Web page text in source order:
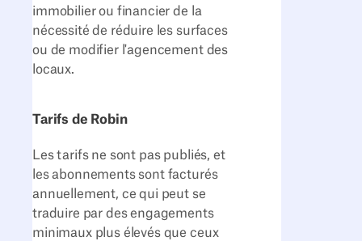
immobilier ou financier de la
nécessité de réduire les surfaces
ou de modifier l'agencement des
locaux.
Tarifs de Robin
Les tarifs ne sont pas publiés, et
les abonnements sont facturés
annuellement, ce qui peut se
traduire par des engagements
minimaux plus élevés que ceux